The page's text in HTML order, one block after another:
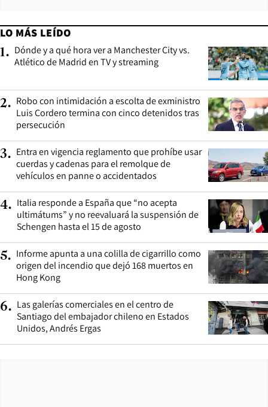
LO MÁS LEÍDO
1. Dónde y a qué hora ver a Manchester City vs.
Atlético de Madrid en TV y streaming
2. Robo con intimidación a escolta de exministro
Luis Cordero termina con cinco detenidos tras
persecución
3. Entra en vigencia reglamento que prohíbe usar
cuerdas y cadenas para el remolque de
vehículos en panne o accidentados
4. Italia responde a España que “no acepta
ultimátums” y no reevaluará la suspensión de
Schengen hasta el 15 de agosto
5. Informe apunta a una colilla de cigarrillo como
origen del incendio que dejó 168 muertos en
Hong Kong
6. Las galerías comerciales en el centro de
Santiago del embajador chileno en Estados
Unidos, Andrés Ergas